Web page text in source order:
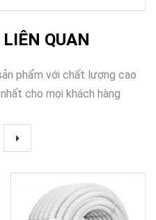
QUAN
phẩm với chất lượng cao
cho mọi khách hàng